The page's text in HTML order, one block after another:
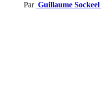
Par Guillaume Sockeel